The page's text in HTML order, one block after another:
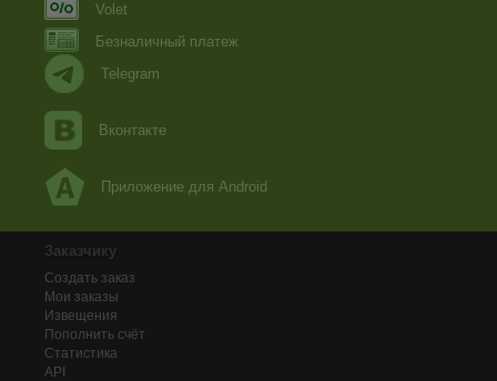
Volet
Безналичный платеж
Telegram
Вконтакте
Приложение для Android
Заказчику
Создать заказ
Мои заказы
Извещения
Пополнить счёт
Статистика
API